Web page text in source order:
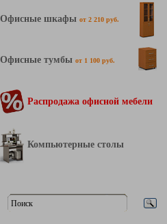
Офисные шкафы от 2 210 руб.
Офисные тумбы от 1 100 руб.
Распродажа офисной мебели
Компьютерные столы